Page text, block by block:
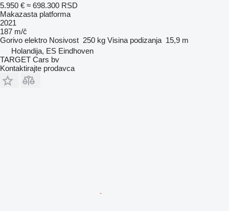
5.950 € ≈ 698.300 RSD
Makazasta platforma
2021
187 m/č
Gorivo elektro Nosivost 250 kg Visina podizanja 15,9 m
Holandija, ES Eindhoven
TARGET Cars bv
Kontaktirajte prodavca